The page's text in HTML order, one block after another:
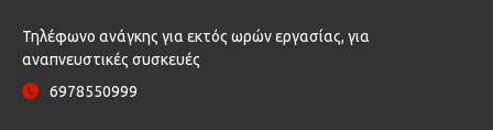
Τηλέφωνο ανάγκης για εκτός ωρών εργασίας, για
αναπνευστικές συσκευές
6978550999